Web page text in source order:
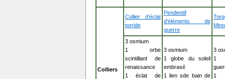
Colliers
Collier d'éclat
torride
Pendentif
d'éléments de
guerre
3 osmium
1 orbe
scintillant de
renaissance
1 éclat de
3 osmium
1 globe du soleil
embrasé
1 lien sde bain de
3
1
1